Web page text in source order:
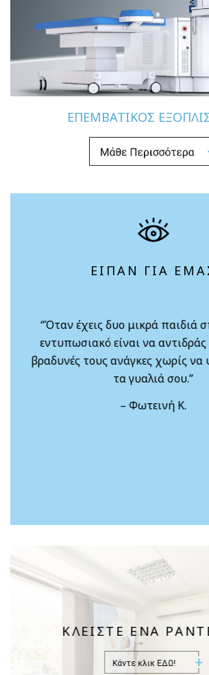
ΕΠΕΜΒΑΤΙΚΟΣ
ΕΙΠΑΝ ΓΙΑ
το πιο
στις
για
“Αν σκεφτείς
κάνεις,
χωρίς φακούς και
ΚΛΕΙΣΤΕ ΕΝΑ